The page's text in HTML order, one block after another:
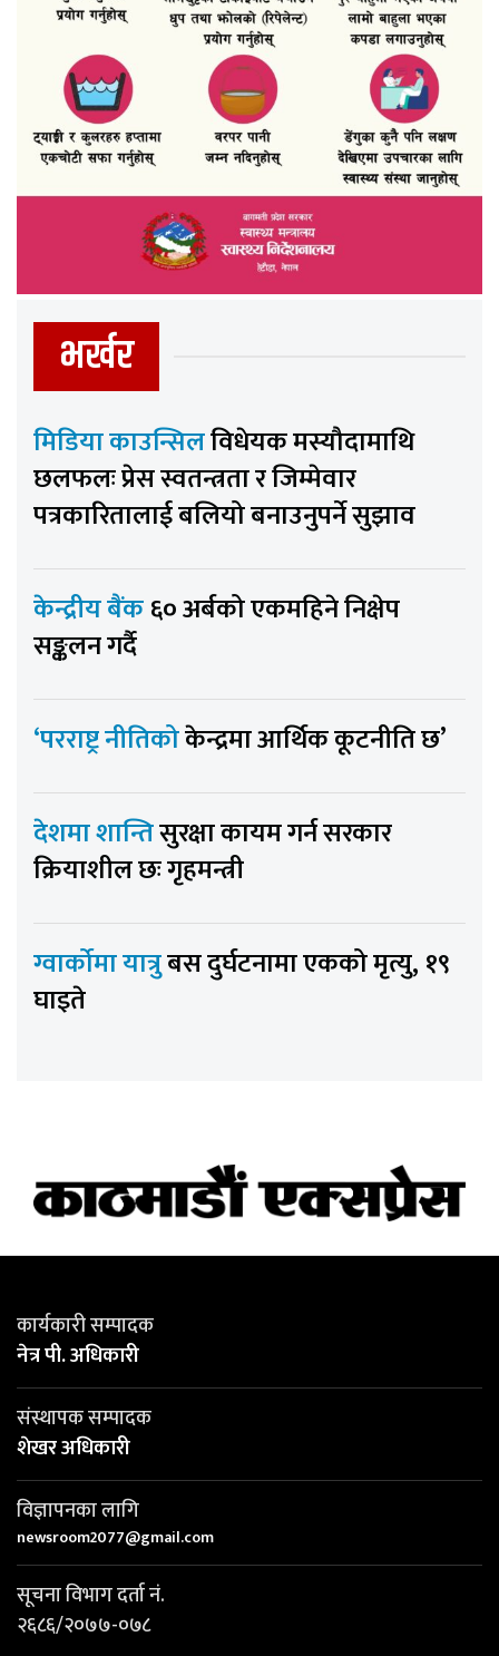
भर्खर
मिडिया काउन्सिलविधेयक मस्यौदामाथि
छलफलः प्रेस स्वतन्त्रता र जिम्मेवार
पत्रकारितालाई बलियो बनाउनुपर्ने सुझाव
केन्द्रीय बैंक६० अर्बको एकमहिने निक्षेप
सङ्कलन गर्दै
‘परराष्ट्र नीतिकोकेन्द्रमा आर्थिक कूटनीति छ’
देशमा शान्तिसुरक्षा कायम गर्न सरकार
क्रियाशील छः गृहमन्त्री
ग्वार्कोमा यात्रुबस दुर्घटनामा एकको मृत्यु, १९
घाइते
कार्यकारी सम्पादक
नेत्र पी. अधिकारी
संस्थापक सम्पादक
शेखर अधिकारी
विज्ञापनका लागि
newsroom2077@gmail.com
सूचना विभाग दर्ता नं.
२६८६/२०७७-०७८